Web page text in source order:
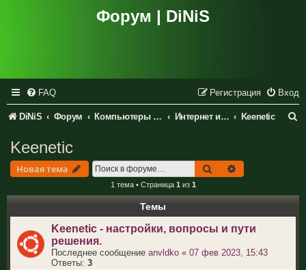
Форум | DiNiS
FAQ Вход
Регистрация
DiNiS Форум Компьютеры и периферия Интернет и сетевое оборудование Keenetic
к
Keenetic
Новая тема Поиск
1 тема • Страница 1 из 1
Темы
Keenetic - настройки, вопросы и пути
решения.
Последнее сообщение anvldko « 07 фев 2023, 15:43
Ответы: 3